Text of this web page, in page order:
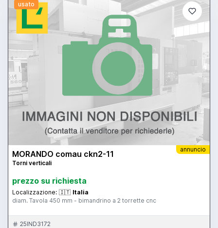
usato
annuncio
MORANDO comau ckn2-11
Torni verticali
prezzo su richiesta
Localizzazione: 🇮🇹 Italia
diam. Tavola 450 mm - bimandrino a 2 torrette cnc
25IND3172